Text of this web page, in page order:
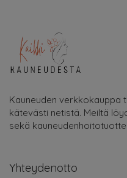
Kauneuden
kätevästi netistä. Meiltä
sekä
Yhteydenotto